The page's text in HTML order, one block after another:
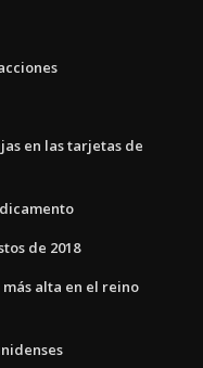
en las tarjetas de
de 2018
alta en el reino